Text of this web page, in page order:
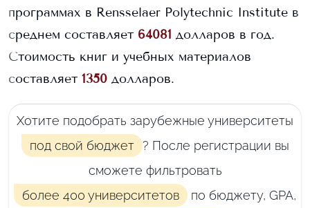
программах в Rensselaer Polytechnic Institute в
среднем составляет 64081 долларов в год.
Стоимость книг и учебных материалов
составляет 1350 долларов.
Хотите подобрать зарубежные университеты
под свой бюджет ? После регистрации вы
сможете фильтровать
более 400 университетов
по бюджету, GPA,